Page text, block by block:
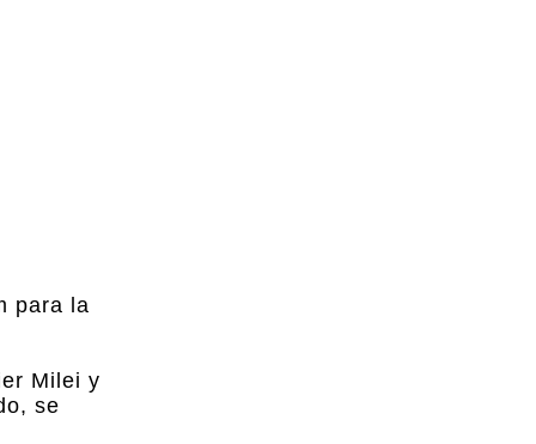
para la
Milei y
se